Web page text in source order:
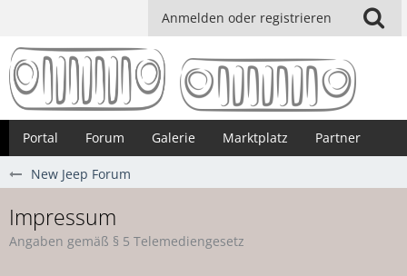
Anmelden oder registrieren
Portal Forum Galerie Marktplatz Partner
New Jeep Forum
Impressum
Angaben gemäß § 5 Telemediengesetz